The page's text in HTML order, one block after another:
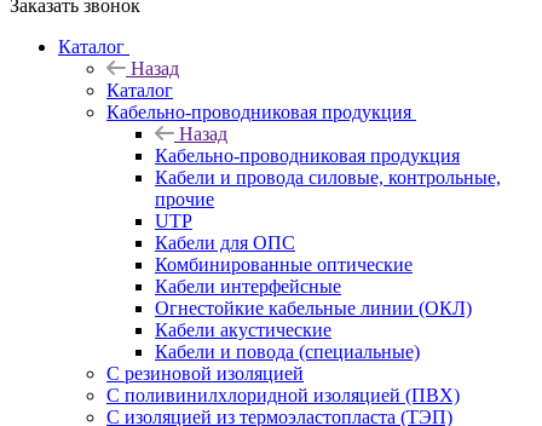
Заказать звонок
Каталог
Назад
Каталог
Кабельно-проводниковая продукция
Назад
Кабельно-проводниковая продукция
Кабели и провода силовые, контрольные,
прочие
UTP
Кабели для ОПС
Комбинированные оптические
Кабели интерфейсные
Огнестойкие кабельные линии (ОКЛ)
Кабели акустические
Кабели и повода (специальные)
С резиновой изоляцией
С поливинилхлоридной изоляцией (ПВХ)
С изоляцией из термоэластопласта (ТЭП)